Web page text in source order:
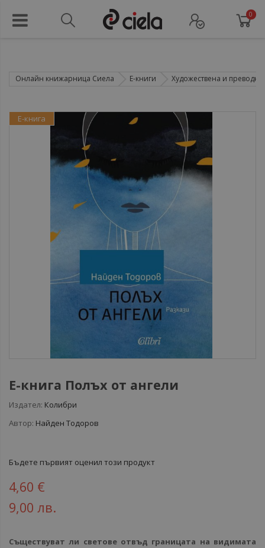
0
Онлайн книжарница Сиела Е-книги Художествена и преводна
Е-книга Полъх от ангели
Издател: Колибри
Автор: Найден Тодоров
Бъдете първият оценил този продукт
4,60 €
9,00 лв.
Съществуват ли светове отвъд границата на видимата
Е-книга